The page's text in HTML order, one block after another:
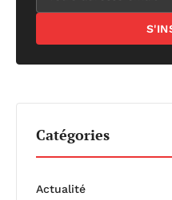
Catégories
Actualité